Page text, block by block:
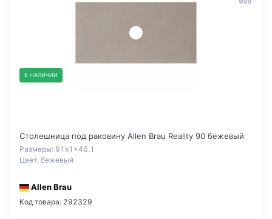
В НАЛИЧИИ
Столешница под раковину Allen Brau Reality 90 бежевый
Размеры: 91x1x46.1
Цвет: бежевый
Allen Brau
Код товара: 292329